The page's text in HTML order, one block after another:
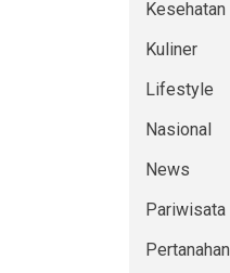
Kesehatan
Kuliner
Lifestyle
Nasional
News
Pariwisata
Pertanahan